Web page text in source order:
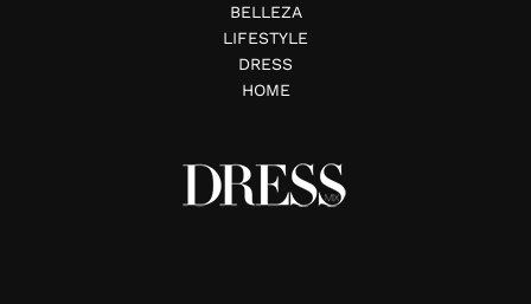
BELLEZA
LIFESTYLE
DRESS
HOME